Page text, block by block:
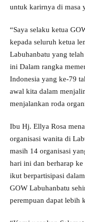
untuk karirnya di masa
“Saya selaku ketua
kepada seluruh ketua
Labuhanbatu yang
ini Dalam rangka
Indonesia yang ke-79
awal kita dalam
menjalankan roda
Ibu Hj. Ellya Rosa
organisasi wanita di
masih 14 organisasi
hari ini dan berharap
ikut berpartisipasi
GOW Labuhanbatu
perempuan dapat lebih